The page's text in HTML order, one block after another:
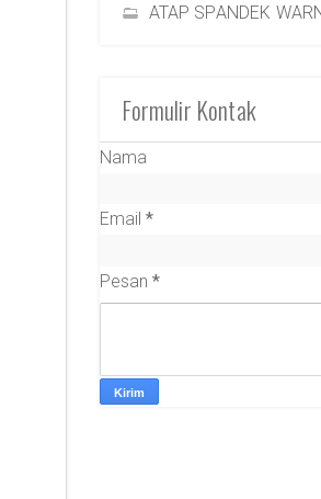
ATAP SPANDEK
Formulir Kontak
Nama
Email*
Pesan*